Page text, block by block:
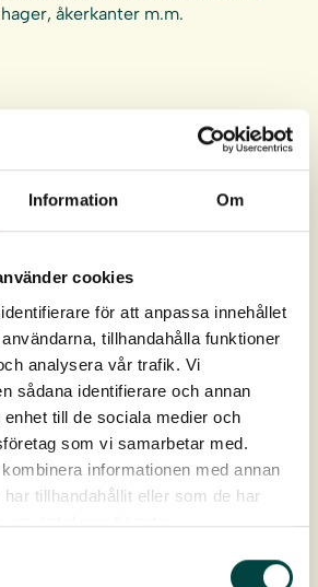
Information Om
cookies
för att anpassa innehållet
tillhandahålla funktioner
analysera vår trafik. Vi
sådana identifierare och annan
till de sociala medier och
som vi samarbetar med.
informationen med annan
tillhandahållit eller som de har
använt deras tjänster.
åkerkanter m.m.
per kvm ved kombinasjon med
og 4 cm i diameter, ca 93 cm³ i